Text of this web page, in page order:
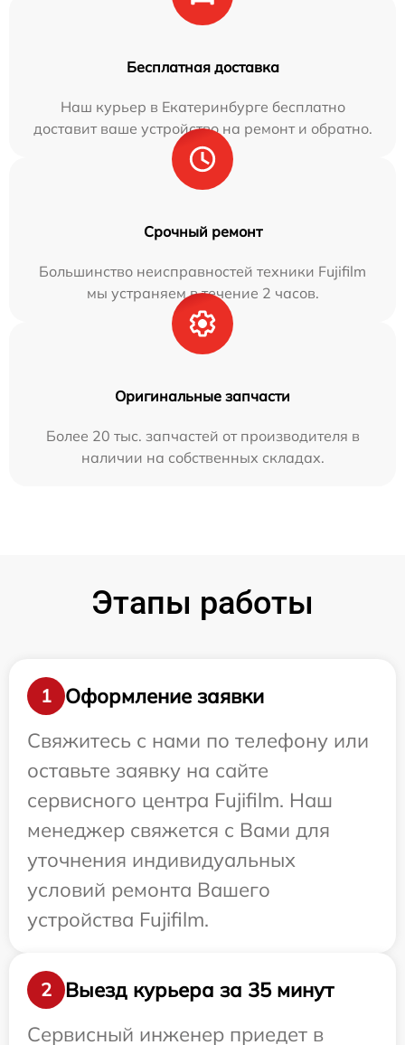
Бесплатная доставка
Наш курьер в Екатеринбурге бесплатно
доставит ваше устройство на ремонт и обратно.
Срочный ремонт
Большинство неисправностей техники Fujifilm
мы устраняем в течение 2 часов.
Оригинальные запчасти
Более 20 тыс. запчастей от производителя в
наличии на собственных складах.
Этапы работы
1
Оформление заявки
Свяжитесь с нами по телефону или
оставьте заявку на сайте
сервисного центра Fujifilm. Наш
менеджер свяжется с Вами для
уточнения индивидуальных
условий ремонта Вашего
устройства Fujifilm.
2
Выезд курьера за 35 минут
Сервисный инженер приедет в